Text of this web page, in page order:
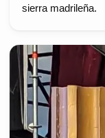
sierra madrileña.